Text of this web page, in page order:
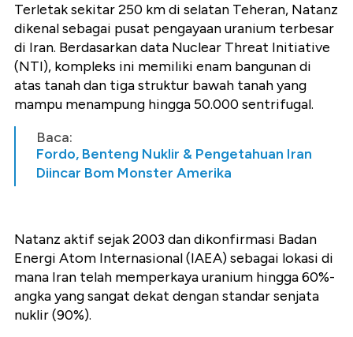
Terletak sekitar 250 km di selatan Teheran, Natanz
dikenal sebagai pusat pengayaan uranium terbesar
di Iran. Berdasarkan data Nuclear Threat Initiative
(NTI), kompleks ini memiliki enam bangunan di
atas tanah dan tiga struktur bawah tanah yang
mampu menampung hingga 50.000 sentrifugal.
Baca:
Fordo, Benteng Nuklir & Pengetahuan Iran
Diincar Bom Monster Amerika
Natanz aktif sejak 2003 dan dikonfirmasi Badan
Energi Atom Internasional (IAEA) sebagai lokasi di
mana Iran telah memperkaya uranium hingga 60%-
angka yang sangat dekat dengan standar senjata
nuklir (90%).